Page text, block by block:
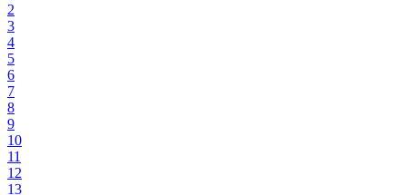
2
3
4
5
6
7
8
9
10
11
12
13